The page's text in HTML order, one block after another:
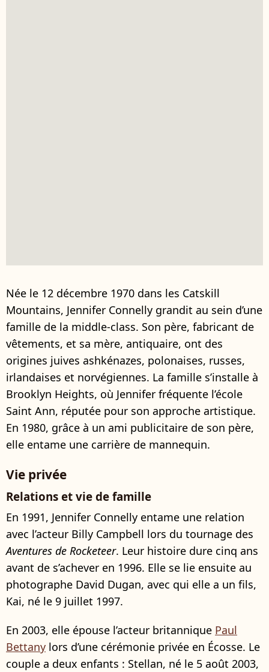
Née le 12 décembre 1970 dans les Catskill
Mountains, Jennifer Connelly grandit au sein d’une
famille de la middle-class. Son père, fabricant de
vêtements, et sa mère, antiquaire, ont des
origines juives ashkénazes, polonaises, russes,
irlandaises et norvégiennes. La famille s’installe à
Brooklyn Heights, où Jennifer fréquente l’école
Saint Ann, réputée pour son approche artistique.
En 1980, grâce à un ami publicitaire de son père,
elle entame une carrière de mannequin.
Vie privée
Relations et vie de famille
En 1991, Jennifer Connelly entame une relation
avec l’acteur Billy Campbell lors du tournage des
Aventures de Rocketeer. Leur histoire dure cinq ans
avant de s’achever en 1996. Elle se lie ensuite au
photographe David Dugan, avec qui elle a un fils,
Kai, né le 9 juillet 1997.
En 2003, elle épouse l’acteur britannique Paul
Bettany lors d’une cérémonie privée en Écosse. Le
couple a deux enfants : Stellan, né le 5 août 2003,